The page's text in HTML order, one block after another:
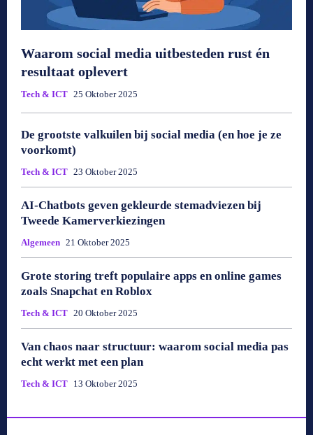
Waarom social media uitbesteden rust én
resultaat oplevert
Tech & ICT 25 Oktober 2025
De grootste valkuilen bij social media (en hoe je ze
voorkomt)
Tech & ICT 23 Oktober 2025
AI-Chatbots geven gekleurde stemadviezen bij
Tweede Kamerverkiezingen
Algemeen 21 Oktober 2025
Grote storing treft populaire apps en online games
zoals Snapchat en Roblox
Tech & ICT 20 Oktober 2025
Van chaos naar structuur: waarom social media pas
echt werkt met een plan
Tech & ICT 13 Oktober 2025